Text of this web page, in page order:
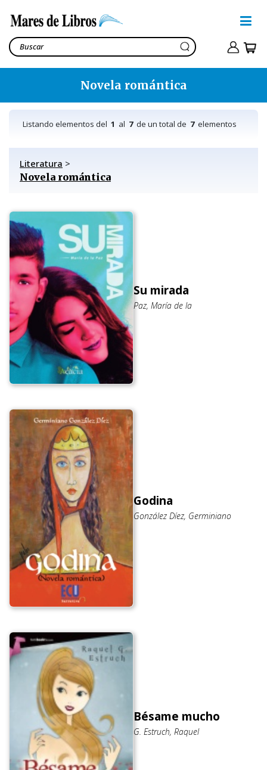
Novela romántica
Listando elementos del 1 al 7de un total de 7elementos
Literatura >
Novela romántica
Su mirada
Paz, María de la
Godina
González Díez, Germiniano
Bésame mucho
G. Estruch, Raquel